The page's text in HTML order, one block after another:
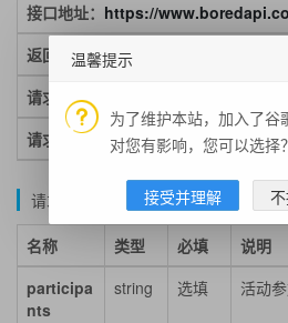
接口地址： https://
返回格式：json
请求方式：get/post
请求示例：https://
请求参数说明：
名称 类型 必填
说明
participa
nts
string 选填 活动
温馨提示
为了维护本站，加入了谷
对您有影响，您可以选择？
接受并理解